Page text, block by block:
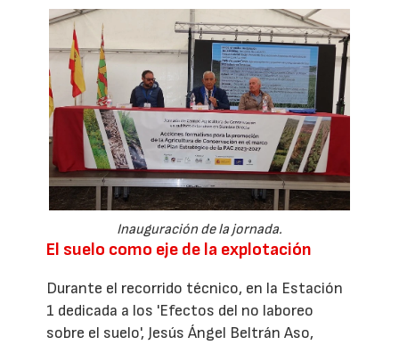
Inauguración de la jornada.
El suelo como eje de la explotación
Durante el recorrido técnico, en la Estación
1 dedicada a los 'Efectos del no laboreo
sobre el suelo', Jesús Ángel Beltrán Aso,